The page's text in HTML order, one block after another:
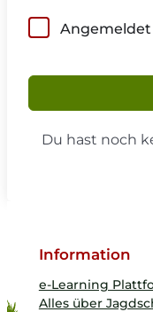
Du hast noch
Information
e-Learning
Alles über